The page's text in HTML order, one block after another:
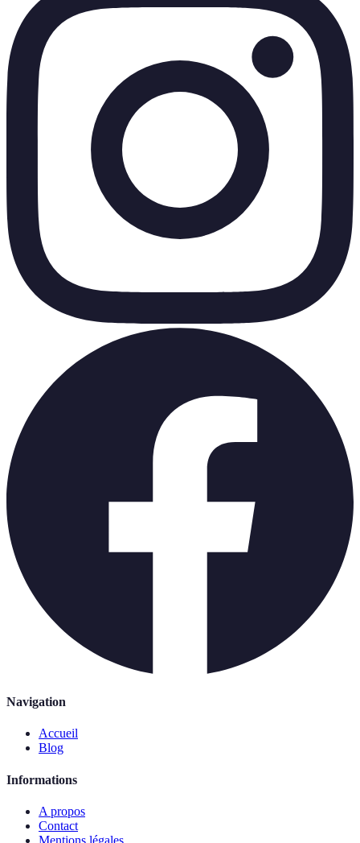
Navigation
Accueil
Blog
Informations
A propos
Contact
Mentions légales